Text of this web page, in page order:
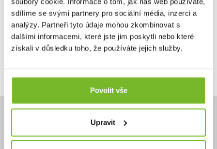
sdílíme se svými partnery pro sociální média, inzerci a
analýzy. Partneři tyto údaje mohou zkombinovat s
dalšími informacemi, které jste jim poskytli nebo které
získali v důsledku toho, že používáte jejich služby.
Povolit vše
Upravit
Skladem: posledních 10 ks
Kód: 502808